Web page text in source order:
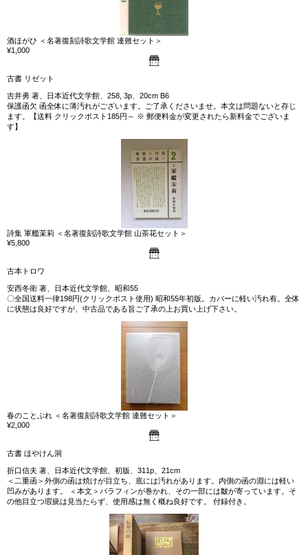
酒ほがひ ＜名著復刻詩歌文学館 連翹セット＞
¥1,000
古書 リゼット
吉井勇 著、日本近代文学館、258, 3p、20cm B6
保護函欠 函全体に薄汚れがございます。ご了承くださいませ。本文は問題ないと存じ
ます。【送料 クリックポスト185円～ ※ 郵便料金が変更されたら新料金でございま
す】
詩集 軍艦茉莉 ＜名著復刻詩歌文学館 山茶花セット＞
¥5,800
古本トロワ
安西冬衛 著、日本近代文学館、昭和55
〇全国送料一律198円(クリックポスト使用) 昭和55年初版。カバーに軽い汚れ有。全体
に状態は良好ですが、中古品である旨ご了承の上お買い上げ下さい。
春のことぶれ ＜名著復刻詩歌文学館 連翹セット＞
¥2,000
古書 ほやけん洞
折口信夫 著、日本近代文学館、初版、311p、21cm
＜二重函＞外側の函は焼けが目立ち、底には汚れがあります。内側の函の淵には軽い
凹みがあります。 ＜本文＞パラフィンが巻かれ、その一部には皺が寄っています。そ
の他目立つ瑕疵は見当たらず、使用感は無く概ね良好です。 付録付き。